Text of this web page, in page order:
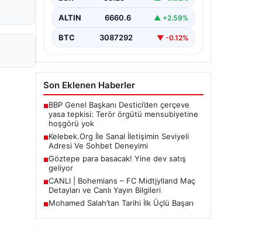
ALTIN 6660.6 ▲ +2.59%
BTC 3087292 ▼ -0.12%
Son Eklenen Haberler
■BBP Genel Başkanı Destici’den çerçeve
yasa tepkisi: Terör örgütü mensubiyetine
hoşgörü yok
■Kelebek.Org İle Sanal İletişimin Seviyeli
Adresi Ve Sohbet Deneyimi
■Göztepe para basacak! Yine dev satış
geliyor
■CANLI | Bohemians – FC Midtjylland Maç
Detayları ve Canlı Yayın Bilgileri
■Mohamed Salah’tan Tarihi İlk Üçlü Başarı